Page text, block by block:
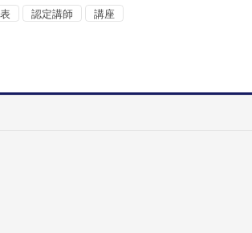
認定講師 講座